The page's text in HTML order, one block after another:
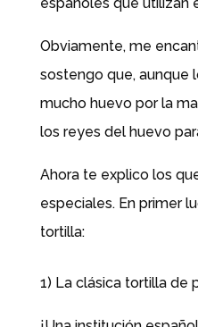
Obviamente, me
sostengo que, aunque
mucho huevo por la
los reyes del huevo
Ahora te explico los
especiales. En primer
tortilla:
1) La clásica tortilla de